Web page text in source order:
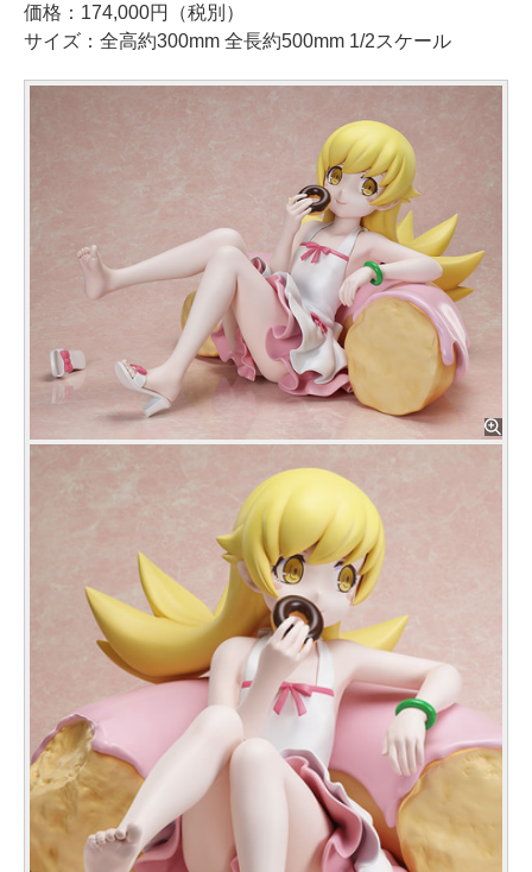
価格：174,000円（税別）
サイズ：全高約300mm 全長約500mm 1/2スケール